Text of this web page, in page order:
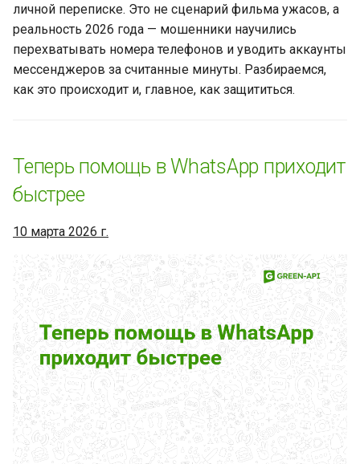
Вечеринка 2026 в GREEN-
API
Забудьте о пропущенных
WhatsApp внедряет
голосовые чаты с Meta* AI
оказались под угрозой
Забудьте о спаме и
потерянных сообщениях с
новыми функциями
WhatsApp
Эта новая функция
превратит WhatsApp в ваш
главный рабочий
инструмент
личной переписке. Это не сценарий фильма ужасов, а
реальность 2026 года — мошенники научились
перехватывать номера телефонов и уводить аккаунты
мессенджеров за считанные минуты. Разбираемся,
как это происходит и, главное, как защититься.
Теперь помощь в WhatsApp приходит
быстрее
10 марта 2026 г.